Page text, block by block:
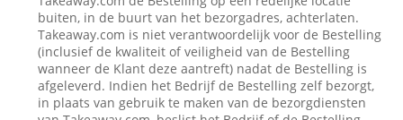
buiten, in de buurt van het bezorgadres, achterlaten.
Takeaway.com is niet verantwoordelijk voor de Bestelling
(inclusief de kwaliteit of veiligheid van de Bestelling
wanneer de Klant deze aantreft) nadat de Bestelling is
afgeleverd. Indien het Bedrijf de Bestelling zelf bezorgt,
in plaats van gebruik te maken van de bezorgdiensten